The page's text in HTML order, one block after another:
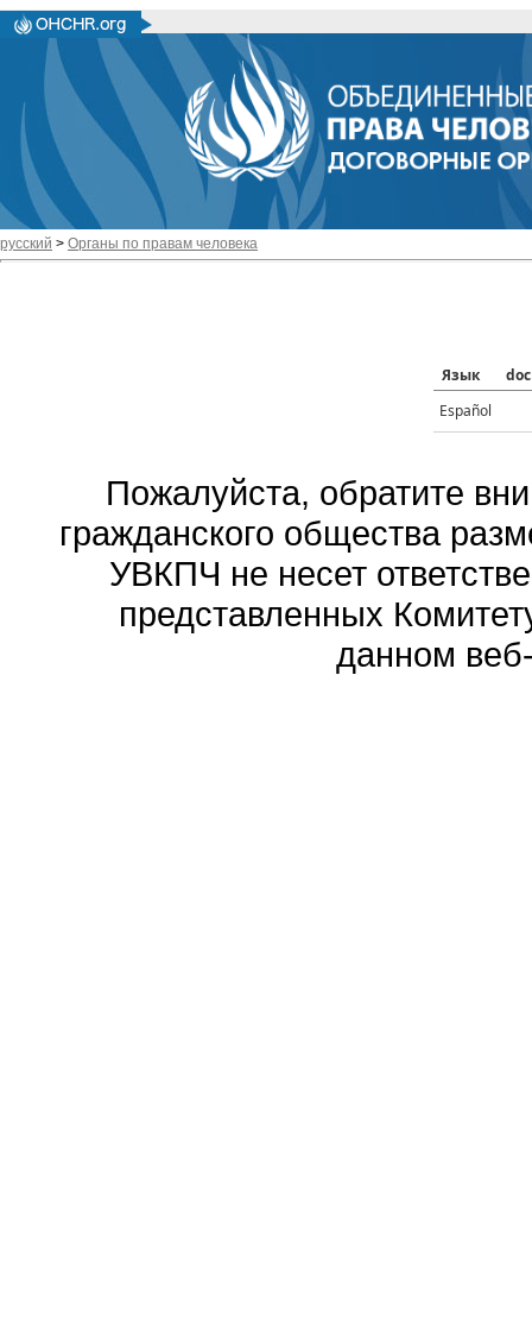
русский > Органы по правам человека
Язык
doc
Español
Пожалуйста, обратите
гражданского общества
УВКПЧ не несет
представленных
данном